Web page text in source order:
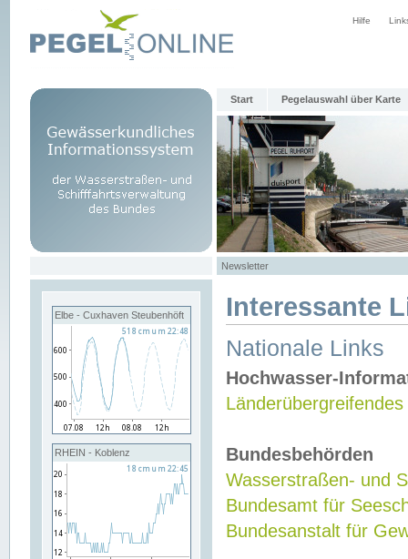
Hilfe
Start Pegelauswahl über Karte
Newsletter
Elbe - Cuxhaven Steubenhöft
RHEIN - Koblenz
Interessante
Nationale Links
Hochwasser-
Bundesbehörden
Wasserstraßen- und
Bundesamt für
Bundesanstalt für